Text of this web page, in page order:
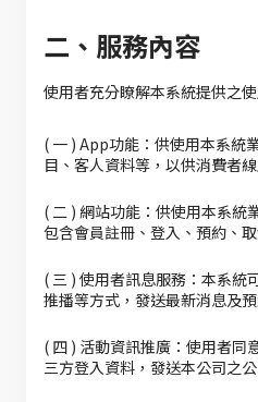
二、服務內容
使用者充分瞭解本系統提供之
( 一 ) App功能：供使用本系統
目、客人資料等，以供消費者線
( 二 ) 網站功能：供使用本系統
包含會員註冊、登入、預約、
( 三 ) 使用者訊息服務：本系統
推播等方式，發送最新消息及
( 四 ) 活動資訊推廣：使用者
三方登入資料，發送本公司之